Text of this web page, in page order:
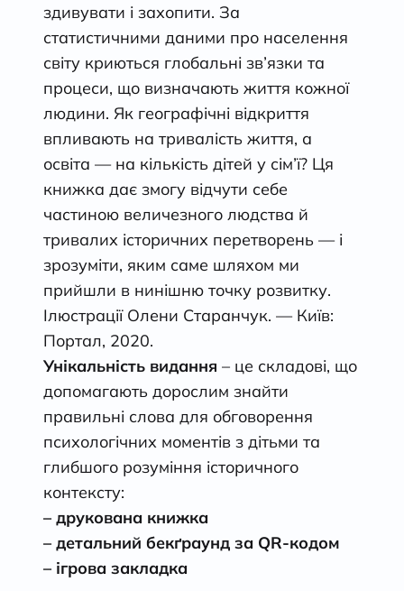
здивувати і захопити. За
статистичними даними про населення
світу криються глобальні зв’язки та
процеси, що визначають життя кожної
людини. Як географічні відкриття
впливають на тривалість життя, а
освіта — на кількість дітей у сім’ї? Ця
книжка дає змогу відчути себе
частиною величезного людства й
тривалих історичних перетворень — і
зрозуміти, яким саме шляхом ми
прийшли в нинішню точку розвитку.
Ілюстрації Олени Старанчук. — Київ:
Портал, 2020.
Унікальність видання – це складові, що
допомагають дорослим знайти
правильні слова для обговорення
психологічних моментів з дітьми та
глибшого розуміння історичного
контексту:
– друкована книжка
– детальний бекґраунд за QR-кодом
– ігрова закладка